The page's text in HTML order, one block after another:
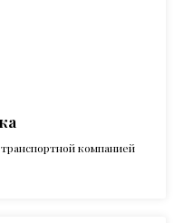
компанией